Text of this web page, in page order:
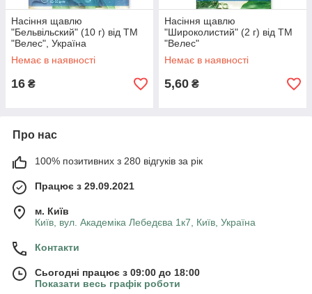
Насіння щавлю
"Бельвільский" (10 г) від ТМ
"Велес", Україна
Немає в наявності
16 ₴
Насіння щавлю
"Широколистий" (2 г) від ТМ
"Велес"
Немає в наявності
5,60 ₴
Про нас
100% позитивних з 280 відгуків за рік
Працює з 29.09.2021
м. Київ
Київ, вул. Академіка Лебедєва 1к7, Київ, Україна
Контакти
Сьогодні працює з 09:00 до 18:00
Показати весь графік роботи